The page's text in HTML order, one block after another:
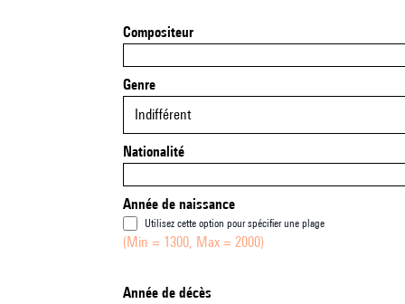
Compositeur
Genre
Indifférent
Nationalité
Année de naissance
Utilisez cette option pour spécifier une plage
(Min = 1300, Max = 2000)
Année de décès